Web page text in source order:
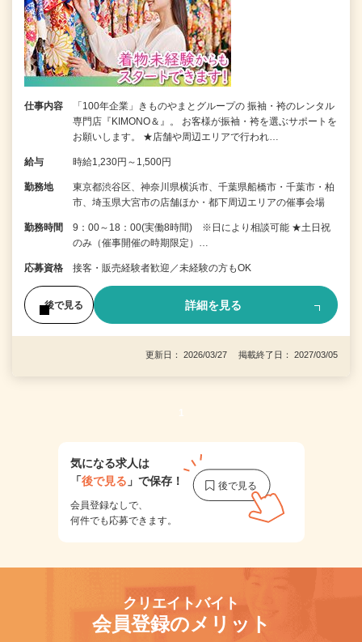
仕事内容
「100年企業」きものやまとグループの 振袖・袴のレンタル
専門店『KIMONO＆』。 お客様が振袖・袴を選ぶサポートを
お願いします。 ★店舗や周辺エリアで行われ…
給与 時給1,230円～1,500円
勤務地
東京都渋谷区、神奈川県横浜市、千葉県船橋市・千葉市・柏
市、埼玉県大宮市の店舗ほか・都下周辺エリアの催事会場
勤務時間
9：00～18：00(実働8時間) ※日により相談可能 ★土日祝
のみ（催事開催の時期限定）…
応募資格 接客・販売経験者歓迎／未経験の方もOK
後で見る 詳細を見る
更新日： 2026/03/27 掲載終了日： 2027/03/05
1
気になる求人は
「後で見る 」で保存！
会員登録なしで、
何件でも応募できます。
クリエイトバイト
会員登録のメリット